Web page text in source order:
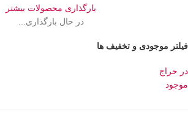
فیلتر موجودی و تخفیف ها
در حراج
موجود
بارگذاری محصولات بیشتر
در حال بارگذاری...